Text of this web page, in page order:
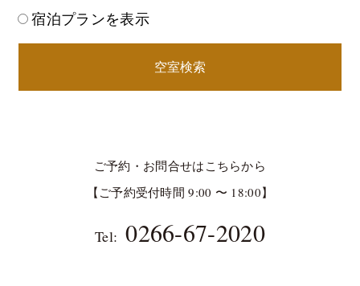
宿泊プランを表示
空室検索
ご予約・お問合せはこちらから
【ご予約受付時間 9:00 〜 18:00】
Tel: 0266-67-2020